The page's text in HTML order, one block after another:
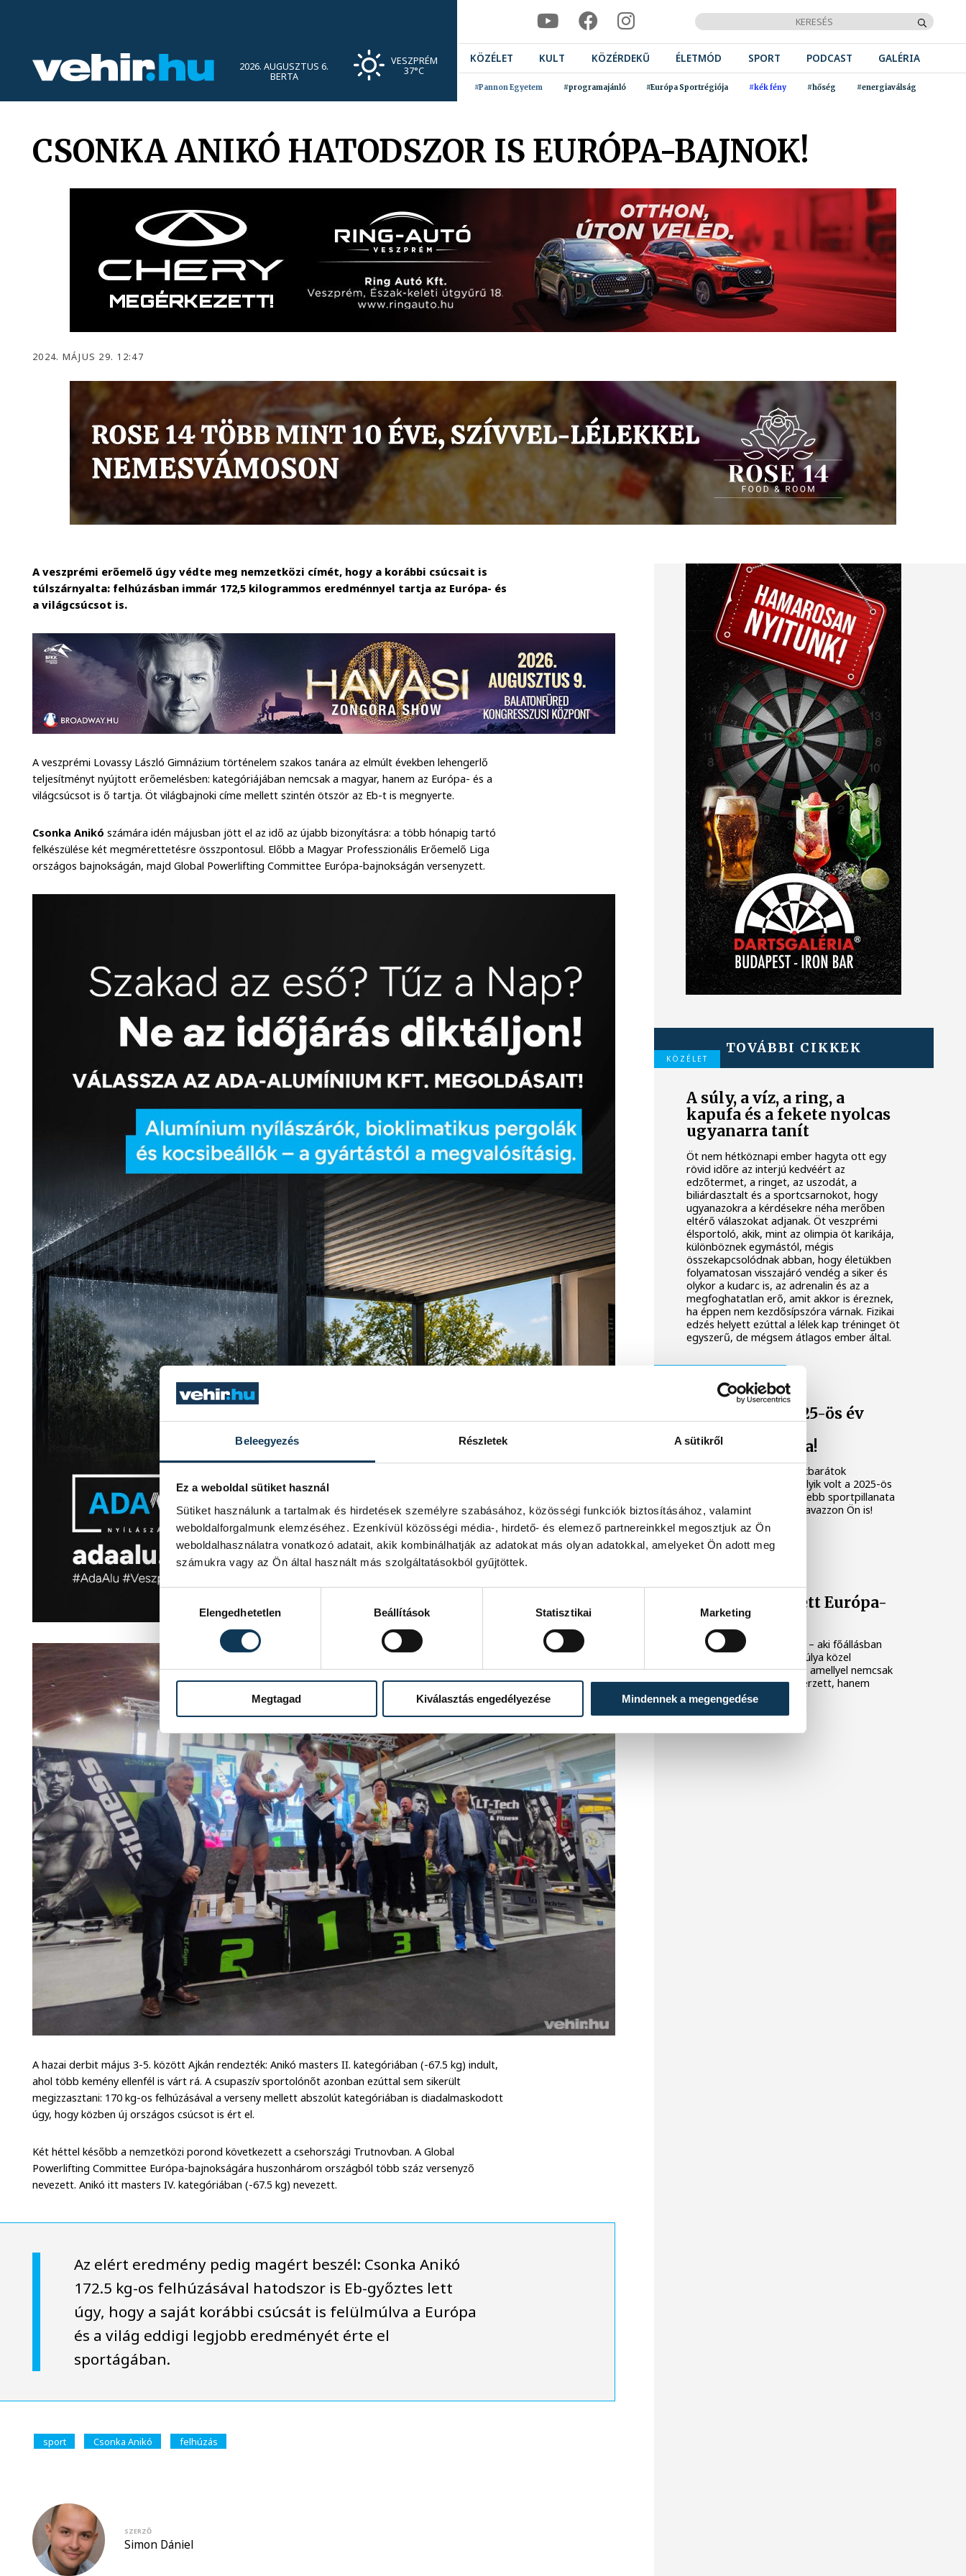
Beleegyezés Részletek A sütikről
Ez a weboldal sütiket használ
Sütiket használunk a tartalmak és hirdetések személyre szabásához, közösségi funkciók biztosításához, valamint
weboldalforgalmunk elemzéséhez. Ezenkívül közösségi média-, hirdető- és elemező partnereinkkel megosztjuk az Ön
weboldalhasználatra vonatkozó adatait, akik kombinálhatják az adatokat más olyan adatokkal, amelyeket Ön adott meg
számukra vagy az Ön által használt más szolgáltatásokból gyűjtöttek.
Elengedhetetlen
Beállítások Statisztikai Marketing
Megtagad Kiválasztás engedélyezése Mindennek a megengedése
2026. AUGUSZTUS 6.
BERTA
VESZPRÉM
37°C
KÖZÉLET KULT KÖZÉRDEKŰ ÉLETMÓD SPORT PODCAST GALÉRIA
#Pannon Egyetem #programajánló #Európa Sportrégiója #kék fény #hőség #energiaválság
CSONKA ANIKÓ HATODSZOR IS EURÓPA-BAJNOK!
2024. MÁJUS 29. 12:47
A veszprémi erőemelő úgy védte meg nemzetközi címét, hogy a korábbi csúcsait is
túlszárnyalta: felhúzásban immár 172,5 kilogrammos eredménnyel tartja az Európa- és
a világcsúcsot is.
A veszprémi Lovassy László Gimnázium történelem szakos tanára az elmúlt években lehengerlő
teljesítményt nyújtott erőemelésben: kategóriájában nemcsak a magyar, hanem az Európa- és a
világcsúcsot is ő tartja. Öt világbajnoki címe mellett szintén ötször az Eb-t is megnyerte.
Csonka Anikó számára idén májusban jött el az idő az újabb bizonyításra: a több hónapig tartó
felkészülése két megmérettetésre összpontosul. Előbb a Magyar Professzionális Erőemelő Liga
országos bajnokságán, majd Global Powerlifting Committee Európa-bajnokságán versenyzett.
A hazai derbit május 3-5. között Ajkán rendezték: Anikó masters II. kategóriában (-67.5 kg) indult,
ahol több kemény ellenfél is várt rá. A csupaszív sportolónőt azonban ezúttal sem sikerült
megizzasztani: 170 kg-os felhúzásával a verseny mellett abszolút kategóriában is diadalmaskodott
úgy, hogy közben új országos csúcsot is ért el.
Két héttel később a nemzetközi porond következett a csehországi Trutnovban. A Global
Powerlifting Committee Európa-bajnokságára huszonhárom országból több száz versenyző
nevezett. Anikó itt masters IV. kategóriában (-67.5 kg) nevezett.
Az elért eredmény pedig magért beszél: Csonka Anikó
172.5 kg-os felhúzásával hatodszor is Eb-győztes lett
úgy, hogy a saját korábbi csúcsát is felülmúlva a Európa
és a világ eddigi legjobb eredményét érte el
sportágában.
sport Csonka Anikó felhúzás
SZERZŐ
Simon Dániel
TOVÁBBI CIKKEK
KÖZÉLET
A súly, a víz, a ring, a
kapufa és a fekete nyolcas
ugyanarra tanít
Öt nem hétköznapi ember hagyta ott egy
rövid időre az interjú kedvéért az
edzőtermet, a ringet, az uszodát, a
biliárdasztalt és a sportcsarnokot, hogy
ugyanazokra a kérdésekre néha merőben
eltérő válaszokat adjanak. Öt veszprémi
élsportoló, akik, mint az olimpia öt karikája,
különböznek egymástól, mégis
összekapcsolódnak abban, hogy életükben
folyamatosan visszajáró vendég a siker és
olykor a kudarc is, az adrenalin és az a
megfoghatatlan erő, amit akkor is éreznek,
ha éppen nem kezdősípszóra várnak. Fizikai
edzés helyett ezúttal a lélek kap tréninget öt
egyszerű, de mégsem átlagos ember által.
Szavazzon a 2025-ös év
sportpillanatára!
Idén is a veszprémi sportbarátok
választhatják ki, hogy melyik volt a 2025-ös
év eddigi legemlékezetesebb sportpillanata
a királynék városában. Szavazzon Ön is!
CSONKA ANIKÓ
Csonka Anikó
világcsúccsal lett Európa-
bajnok
A veszprémi erőemelőnő – aki főállásban
gimnáziumi tanár – testsúlya közel
háromszorosát húzta fel, amellyel nemcsak
Európa-bajnoki címet szerzett, hanem
világcsúcsot is döntött.